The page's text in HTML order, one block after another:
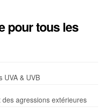
pour tous les
UVA & UVB
agressions extérieures